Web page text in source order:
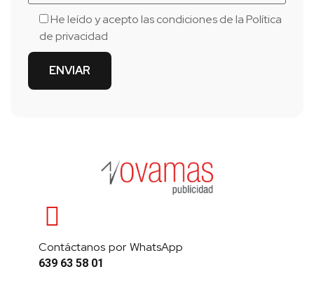
He leído y acepto las condiciones de laPolítica
de privacidad
Contáctanos por WhatsApp
639 63 58 01